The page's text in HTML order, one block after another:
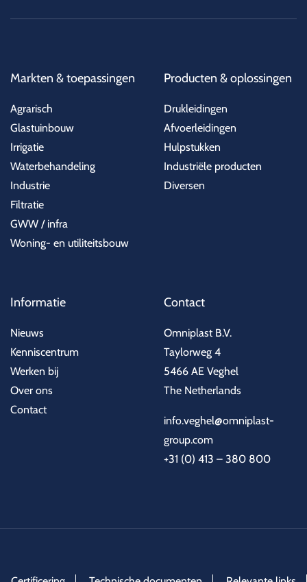
Markten & toepassingen
Agrarisch
Glastuinbouw
Irrigatie
Waterbehandeling
Industrie
Filtratie
GWW / infra
Woning- en utiliteitsbouw
Producten & oplossingen
Drukleidingen
Afvoerleidingen
Hulpstukken
Industriële producten
Diversen
Informatie
Nieuws
Kenniscentrum
Werken bij
Over ons
Contact
Contact
Omniplast B.V.
Taylorweg 4
5466 AE Veghel
The Netherlands
info.veghel@omniplast-
group.com
+31 (0) 413 – 380 800